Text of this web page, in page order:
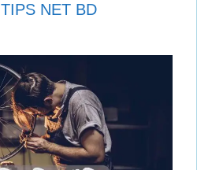
TIPS NET BD